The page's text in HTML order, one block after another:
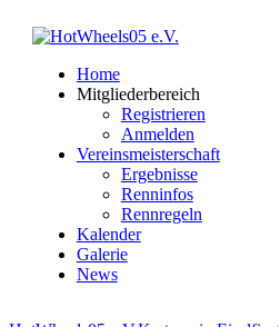
Home
Mitgliederbereich
Registrieren
Anmelden
Vereinsmeisterschaft
Ergebnisse
Renninfos
Rennregeln
Kalender
Galerie
News